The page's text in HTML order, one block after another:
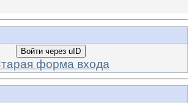
Войти через uID
форма входа